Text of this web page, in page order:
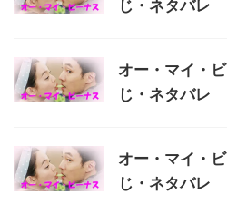
じ・ネタバレ
オー・マイ・
じ・ネタバレ
オー・マイ・
じ・ネタバレ